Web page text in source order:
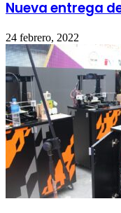
Nueva entrega
24 febrero, 2022